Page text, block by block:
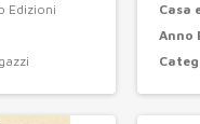
Edizioni
Casa
Anno